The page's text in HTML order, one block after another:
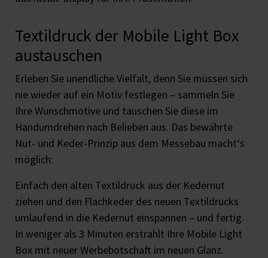
Textildruck der Mobile Light Box
austauschen
Erleben Sie unendliche Vielfalt, denn Sie müssen sich
nie wieder auf ein Motiv festlegen – sammeln Sie
Ihre Wunschmotive und tauschen Sie diese im
Handumdrehen nach Belieben aus. Das bewährte
Nut- und Keder-Prinzip aus dem Messebau macht‘s
möglich:
Einfach den alten Textildruck aus der Kedernut
ziehen und den Flachkeder des neuen Textildrucks
umlaufend in die Kedernut einspannen – und fertig.
In weniger als 3 Minuten erstrahlt Ihre Mobile Light
Box mit neuer Werbebotschaft im neuen Glanz.